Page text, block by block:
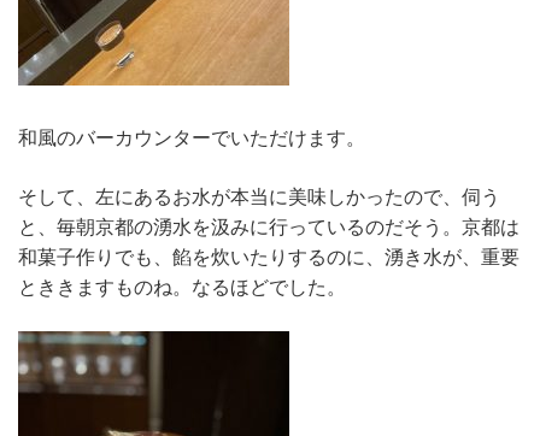
和風のバーカウンターでいただけます。
そして、左にあるお水が本当に美味しかったので、伺う
と、毎朝京都の湧水を汲みに行っているのだそう。京都は
和菓子作りでも、餡を炊いたりするのに、湧き水が、重要
とききますものね。なるほどでした。